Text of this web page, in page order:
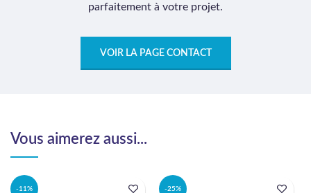
parfaitement à votre projet.
VOIR LA PAGE CONTACT
Vous aimerez aussi...
-11% -25%